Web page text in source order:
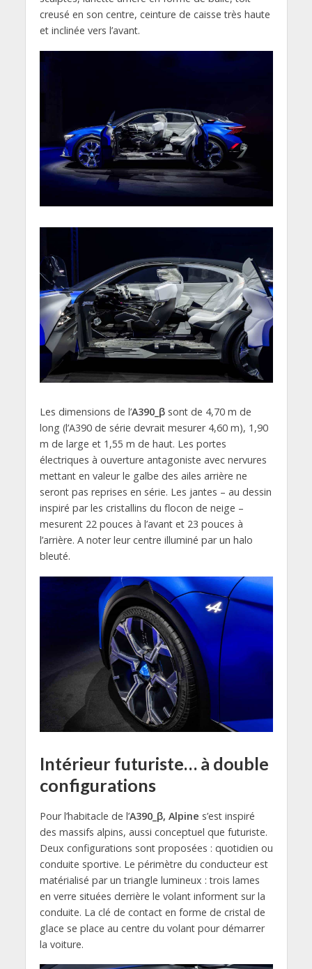
creusé en son centre, ceinture de caisse très haute
et inclinée vers l’avant.
Les dimensions de l’A390_βsont de 4,70 m de
long (l’A390 de série devrait mesurer 4,60 m), 1,90
m de large et 1,55 m de haut. Les portes
électriques à ouverture antagoniste avec nervures
mettant en valeur le galbe des ailes arrière ne
seront pas reprises en série. Les jantes – au dessin
inspiré par les cristallins du flocon de neige –
mesurent 22 pouces à l’avant et 23 pouces à
l’arrière. A noter leur centre illuminé par un halo
bleuté.
Intérieur futuriste… à double
configurations
Pour l’habitacle de l’A390_β, Alpine s’est inspiré
des massifs alpins, aussi conceptuel que futuriste.
Deux configurations sont proposées : quotidien ou
conduite sportive. Le périmètre du conducteur est
matérialisé par un triangle lumineux : trois lames
en verre situées derrière le volant informent sur la
conduite. La clé de contact en forme de cristal de
glace se place au centre du volant pour démarrer
la voiture.